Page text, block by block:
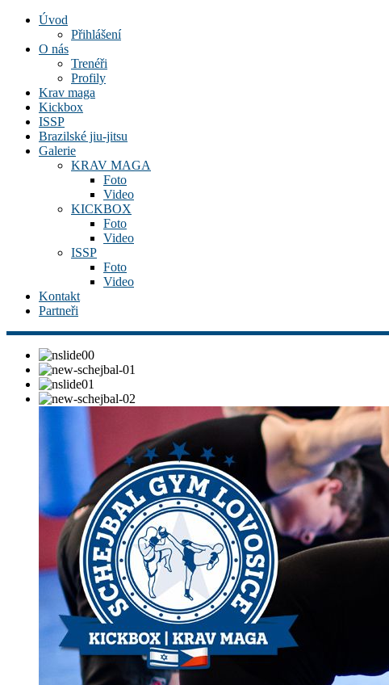
Úvod
Přihlášení
O nás
Trenéři
Profily
Krav maga
Kickbox
ISSP
Brazilské jiu-jitsu
Galerie
KRAV MAGA
Foto
Video
KICKBOX
Foto
Video
ISSP
Foto
Video
Kontakt
Partneři